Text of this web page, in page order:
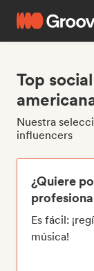
Top
Nuestra
influencers
¿Quiere
Es fácil:
música!